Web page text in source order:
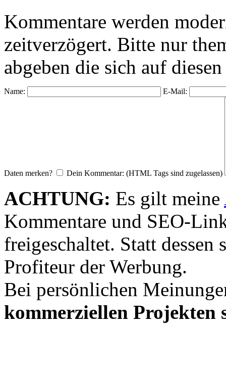
Kommentare werden
zeitverzögert. Bitte nur
abgeben die sich auf
Name: E-Mail:
Daten merken? Dein Kommentar: (HTML Tags sind zugelassen)
ACHTUNG: Es gilt meine
Kommentare und SEO-
freigeschaltet. Statt dessen
Profiteur der Werbung.
Bei persönlichen
kommerziellen Projekten